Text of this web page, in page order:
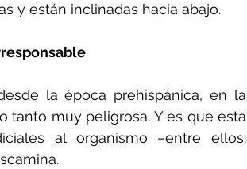
y están inclinadas hacia abajo.
la época prehispánica, en la
tanto muy peligrosa. Y es que esta
al organismo –entre ellos: